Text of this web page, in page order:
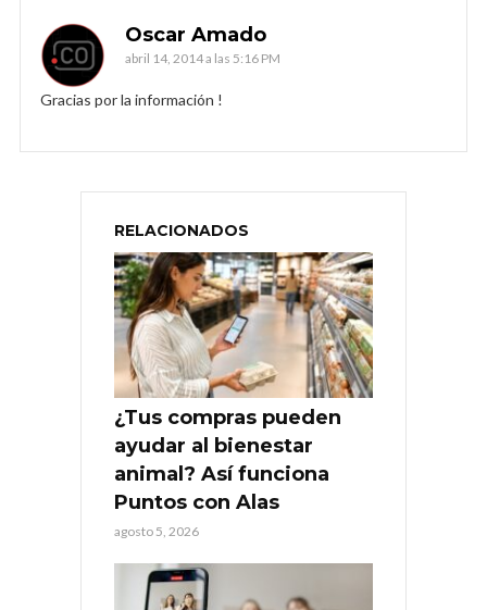
Oscar Amado
abril 14, 2014 a las 5:16 PM
Gracias por la información !
RELACIONADOS
¿Tus compras pueden
ayudar al bienestar
animal? Así funciona
Puntos con Alas
agosto 5, 2026